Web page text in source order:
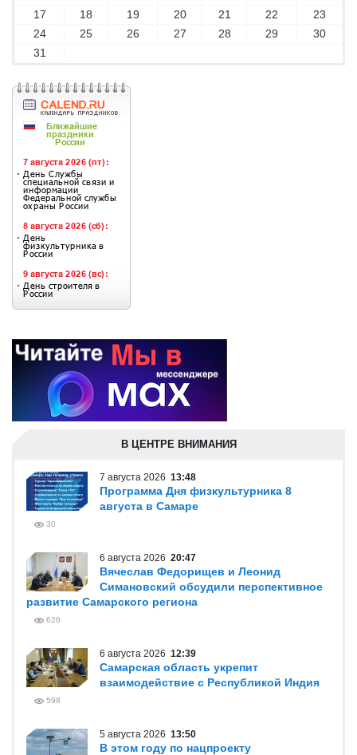
17
18 19 20 21 22
23
24
25 26 27 28 29
30
31
В ЦЕНТРЕ ВНИМАНИЯ
7 августа 2026 13:48
Программа Дня физкультурника 8
августа в Самаре
30
6 августа 2026 20:47
Вячеслав Федорищев и Леонид
Симановский обсудили перспективное
развитие Самарского региона
626
6 августа 2026 12:39
Самарская область укрепит
взаимодействие с Республикой Индия
598
5 августа 2026 13:50
В этом году по нацпроекту